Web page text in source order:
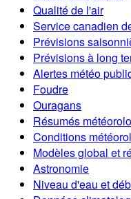
Qualité de l'air
Service canadien
Prévisions
Prévisions à long
Alertes météo
Foudre
Ouragans
Résumés
Conditions
Modèles global et
Astronomie
Niveau d'eau et